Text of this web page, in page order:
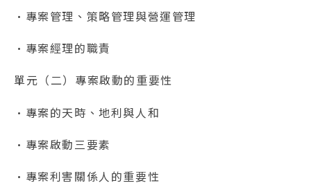
•專案管理、策略管理與營運管理
•專案經理的職責
單元（二）專案啟動的重要性
•專案的天時、地利與人和
•專案啟動三要素
•專案利害關係人的重要性